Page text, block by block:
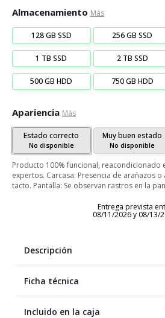
Almacenamiento Más
128 GB SSD 256 GB SSD
1 TB SSD 2 TB SSD
500 GB HDD 750 GB HDD
Apariencia Más
Estado correcto
No disponible
Muy buen estado
No disponible
Producto 100% funcional, reacondicionado
expertos. Carcasa: Presencia de arañazos
tacto. Pantalla: Se observan rastros en la
Entrega prevista
08/11/2026 y 08/13/
Descripción
Ficha técnica
Incluido en la caja